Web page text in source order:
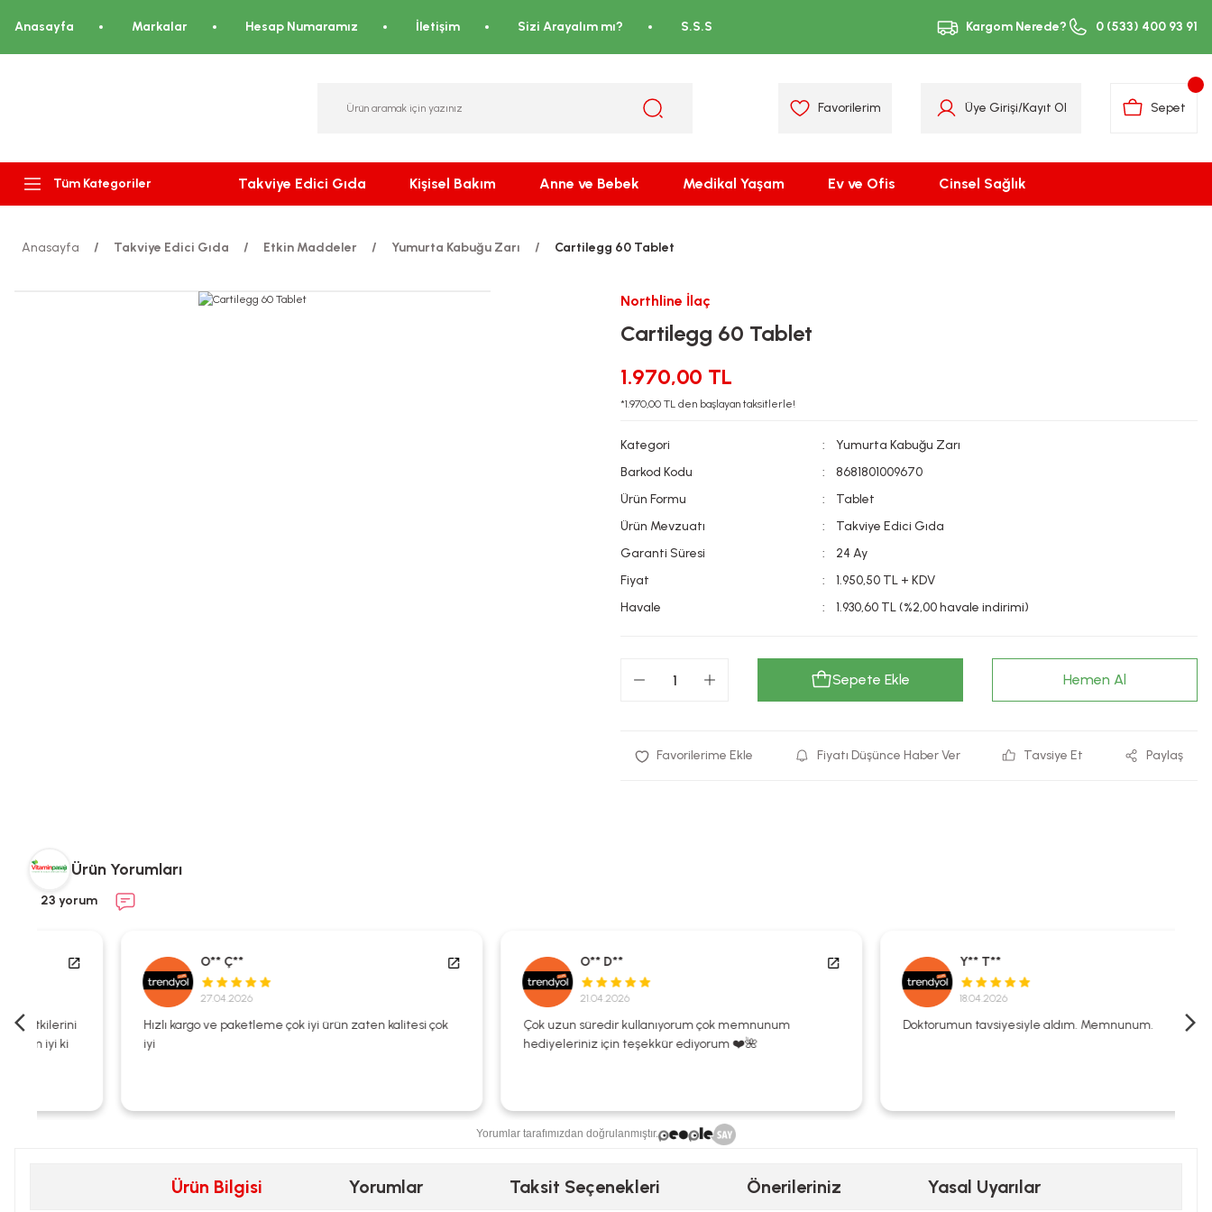
Anasayfa Markalar Hesap Numaramız İletişim Sizi Arayalım mı? S.S.S Kargom Nerede? 0 (533) 400 93 91
Favorilerim Üye Girişi/Kayıt Ol Sepet
Tüm Kategoriler Takviye Edici Gıda Kişisel Bakım Anne ve Bebek Medikal Yaşam Ev ve Ofis Cinsel Sağlık
Anasayfa Takviye Edici Gıda Etkin Maddeler Yumurta Kabuğu Zarı Cartilegg 60 Tablet
Northline İlaç
Cartilegg 60 Tablet
1.970,00 TL
*1.970,00 TL den başlayan taksitlerle!
Kategori
Yumurta Kabuğu Zarı
Barkod Kodu
8681801009670
Ürün Formu
Tablet
Ürün Mevzuatı
Takviye Edici Gıda
Garanti Süresi
24 Ay
Fiyat
1.950,50 TL + KDV
Havale
1.930,60 TL (%2,00 havale indirimi)
Sepete Ekle Hemen Al
Fiyatı Düşünce Haber Ver Tavsiye Et Paylaş
Ürün Yorumları
23 yorum
O** Ç**
27.04.2026
Hızlı kargo ve paketleme çok iyi ürün zaten kalitesi çok
O** D**
21.04.2026
Çok uzun süredir kullanıyorum çok memnunum
hediyeleriniz için teşekkür ediyorum ❤️🌺
Y** T**
18.04.2026
Doktorumun tavsiyesiyle aldım. Memnunum.
Yorumlar tarafımızdan doğrulanmıştır.
Ürün Bilgisi Yorumlar Taksit Seçenekleri Önerileriniz Yasal Uyarılar